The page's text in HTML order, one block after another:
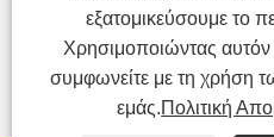
εξατομικεύσουμε το
Χρησιμοποιώντας αυτόν
συμφωνείτε με τη χρήση
εμάς.Πολιτική